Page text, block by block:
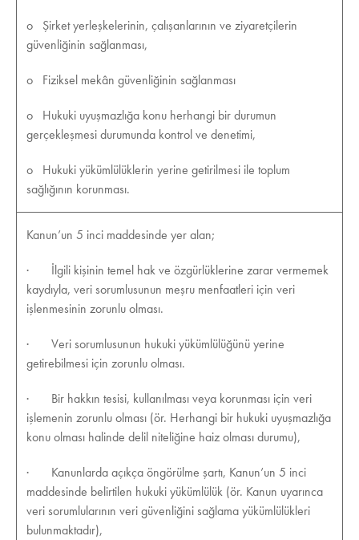
o Şirket yerleşkelerinin, çalışanlarının ve ziyaretçilerin
güvenliğinin sağlanması,
o Fiziksel mekân güvenliğinin sağlanması
o Hukuki uyuşmazlığa konu herhangi bir durumun
gerçekleşmesi durumunda kontrol ve denetimi,
o Hukuki yükümlülüklerin yerine getirilmesi ile toplum
sağlığının korunması.
Kanun’un 5 inci maddesinde yer alan;
· İlgili kişinin temel hak ve özgürlüklerine zarar vermemek
kaydıyla, veri sorumlusunun meşru menfaatleri için veri
işlenmesinin zorunlu olması.
· Veri sorumlusunun hukuki yükümlülüğünü yerine
getirebilmesi için zorunlu olması.
· Bir hakkın tesisi, kullanılması veya korunması için veri
işlemenin zorunlu olması (ör. Herhangi bir hukuki uyuşmazlığa
konu olması halinde delil niteliğine haiz olması durumu),
· Kanunlarda açıkça öngörülme şartı, Kanun’un 5 inci
maddesinde belirtilen hukuki yükümlülük (ör. Kanun uyarınca
veri sorumlularının veri güvenliğini sağlama yükümlülükleri
bulunmaktadır),